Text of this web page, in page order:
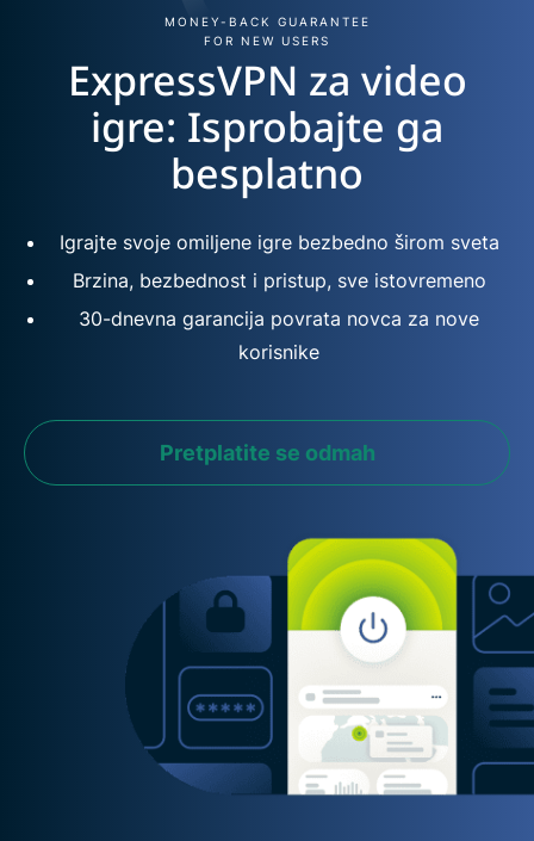
MONEY-BACK GUARANTEE
FOR NEW USERS
ExpressVPN za video
igre: Isprobajte ga
besplatno
Igrajte svoje omiljene igre bezbedno širom sveta
Brzina, bezbednost i pristup, sve istovremeno
30-dnevna garancija povrata novca za nove
korisnike
Pretplatite se odmah